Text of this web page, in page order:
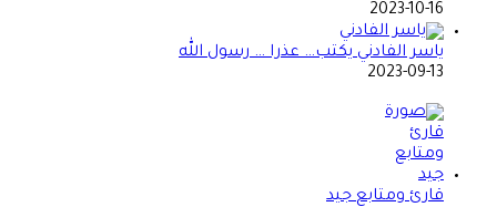
2023-10-16
ياسر الفادني يكتب… عذرا … رسول الله
2023-09-13
قارئ ومتابع جيد